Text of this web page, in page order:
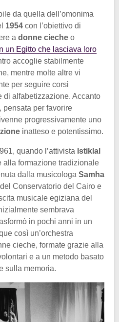
da quella dell’omonima
1954 con l’obiettivo di
a donne cieche o
un Egitto che lasciava loro
accoglie stabilmente
mentre molte altre vi
per seguire corsi
di alfabetizzazione. Accanto
pensata per favorire
progressivamente uno
inatteso e potentissimo.
quando l’attivista Istiklal
alla formazione tradizionale
dalla musicologa Samha
Conservatorio del Cairo e
musicale egiziana del
sembrava
in pochi anni in un
così un’orchestra
cieche, formate grazie alla
e a un metodo basato
sulla memoria.